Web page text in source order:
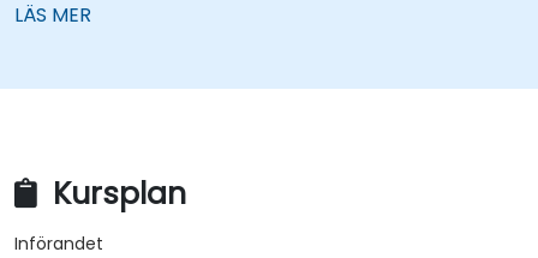
LÄS MER
Kursplan
Införandet